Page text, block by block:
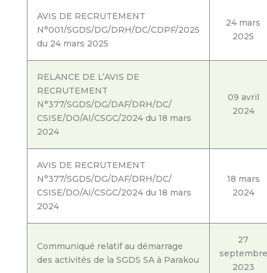
AVIS DE RECRUTEMENT
N°001/SGDS/DG/DRH/DC/CDPF/2025
du 24 mars 2025
24 mars
2025
RELANCE DE L’AVIS DE
RECRUTEMENT
N°377/SGDS/DG/DAF/DRH/DC/
CSISE/DO/AI/CSGC/2024 du 18 mars
2024
09 avril
2024
AVIS DE RECRUTEMENT
N°377/SGDS/DG/DAF/DRH/DC/
CSISE/DO/AI/CSGC/2024 du 18 mars
2024
18 mars
2024
Communiqué relatif au démarrage
des activités de la SGDS SA à Parakou
27
septembre
2023